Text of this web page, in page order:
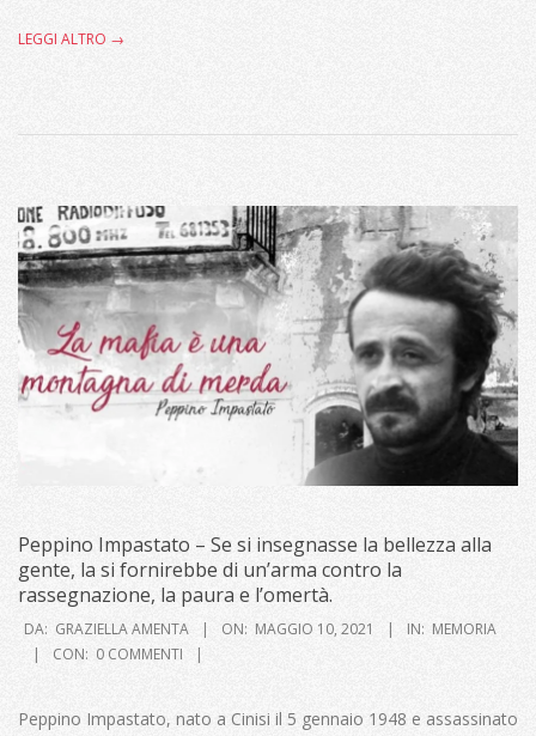
LEGGI ALTRO →
Peppino Impastato – Se si insegnasse la bellezza alla
gente, la si fornirebbe di un’arma contro la
rassegnazione, la paura e l’omertà.
2021-
05-
DA: GRAZIELLA AMENTA ON: MAGGIO 10, 2021 IN: MEMORIA
CON: 0 COMMENTI
Peppino Impastato, nato a Cinisi il 5 gennaio 1948 e assassinato